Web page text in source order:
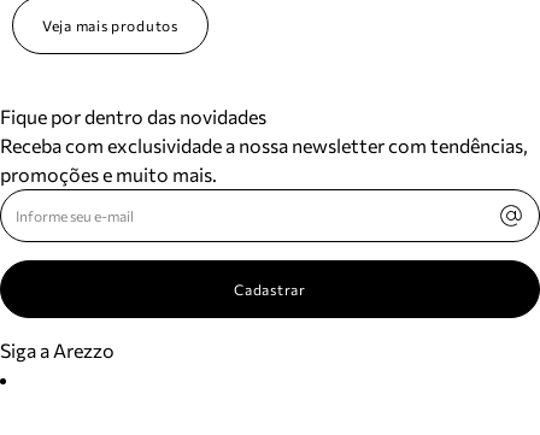
Veja mais produtos
Fique por dentro das novidades
Receba com exclusividade a nossa newsletter com tendências,
promoções e muito mais.
Cadastrar
Siga a Arezzo